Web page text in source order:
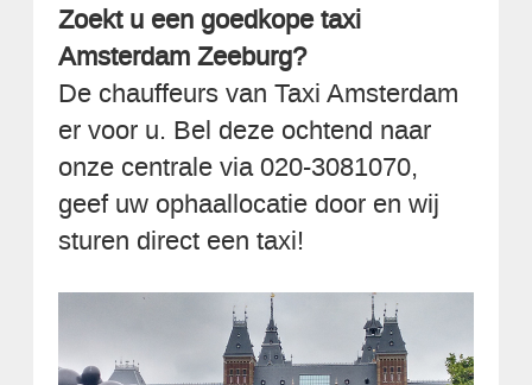
Zoekt u een goedkope taxi
Amsterdam Zeeburg?
De chauffeurs van Taxi Amsterdam
er voor u. Bel deze ochtend naar
onze centrale via 020-3081070,
geef uw ophaallocatie door en wij
sturen direct een taxi!